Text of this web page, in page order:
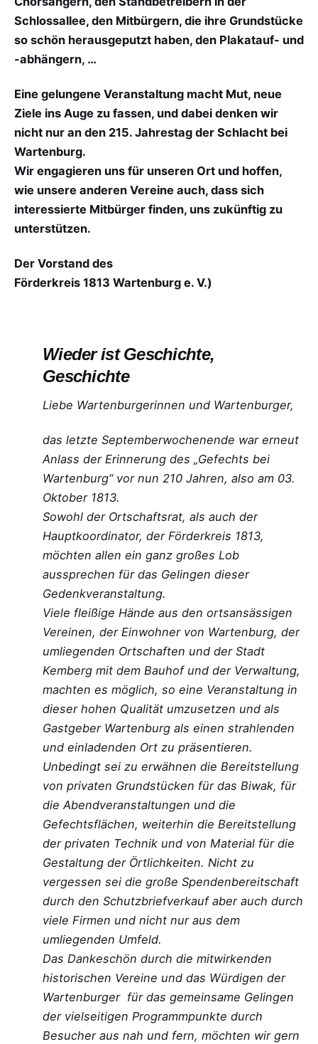
Schlossallee, den Mitbürgern, die ihre Grundstücke
so schön herausgeputzt haben, den Plakatauf- und
-abhängern, …
Eine gelungene Veranstaltung macht Mut, neue
Ziele ins Auge zu fassen, und dabei denken wir
nicht nur an den 215. Jahrestag der Schlacht bei
Wartenburg.
Wir engagieren uns für unseren Ort und hoffen,
wie unsere anderen Vereine auch, dass sich
interessierte Mitbürger finden, uns zukünftig zu
unterstützen.
Der Vorstand des
Förderkreis 1813 Wartenburg e. V.)
Wieder ist Geschichte,
Geschichte
Liebe Wartenburgerinnen und Wartenburger,
das letzte Septemberwochenende war erneut
Anlass der Erinnerung des „Gefechts bei
Wartenburg“ vor nun 210 Jahren, also am 03.
Oktober 1813.
Sowohl der Ortschaftsrat, als auch der
Hauptkoordinator, der Förderkreis 1813,
möchten allen ein ganz großes Lob
aussprechen für das Gelingen dieser
Gedenkveranstaltung.
Viele fleißige Hände aus den ortsansässigen
Vereinen, der Einwohner von Wartenburg, der
umliegenden Ortschaften und der Stadt
Kemberg mit dem Bauhof und der Verwaltung,
machten es möglich, so eine Veranstaltung in
dieser hohen Qualität umzusetzen und als
Gastgeber Wartenburg als einen strahlenden
und einladenden Ort zu präsentieren.
Unbedingt sei zu erwähnen die Bereitstellung
von privaten Grundstücken für das Biwak, für
die Abendveranstaltungen und die
Gefechtsflächen, weiterhin die Bereitstellung
der privaten Technik und von Material für die
Gestaltung der Örtlichkeiten. Nicht zu
vergessen sei die große Spendenbereitschaft
durch den Schutzbriefverkauf aber auch durch
viele Firmen und nicht nur aus dem
umliegenden Umfeld.
Das Dankeschön durch die mitwirkenden
historischen Vereine und das Würdigen der
Wartenburger für das gemeinsame Gelingen
der vielseitigen Programmpunkte durch
Besucher aus nah und fern, möchten wir gern